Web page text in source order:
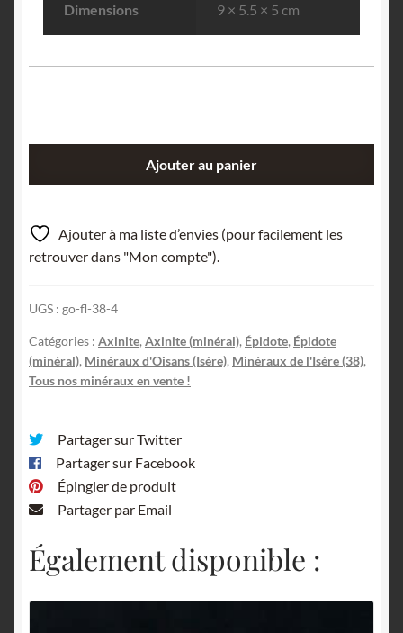
Dimensions 9 × 5.5 × 5 cm
et
Épidote,
Chamrousse,
Ajouter au panier
Ajouter à ma liste d’envies (pour facilement les
retrouver dans "Mon compte").
UGS : go-fl-38-4
Catégories : Axinite, Axinite (minéral), Épidote, Épidote
(minéral), Minéraux d'Oisans (Isère), Minéraux de l'Isère (38),
Tous nos minéraux en vente !
Partager sur Twitter
Partager sur Facebook
Épingler de produit
Partager par Email
Également disponible :